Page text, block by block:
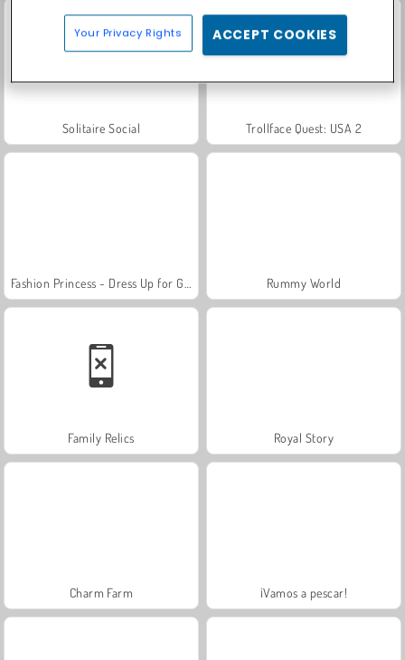
Solitaire Social Trollface Quest: USA 2
Rummy World
Family Relics Royal Story
Charm Farm ¡Vamos a pescar!
Your Privacy Rights ACCEPT COOKIES